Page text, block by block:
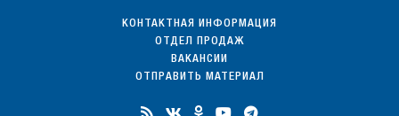
КОНТАКТНАЯ ИНФОРМАЦИЯ
ОТДЕЛ ПРОДАЖ
ВАКАНСИИ
ОТПРАВИТЬ МАТЕРИАЛ